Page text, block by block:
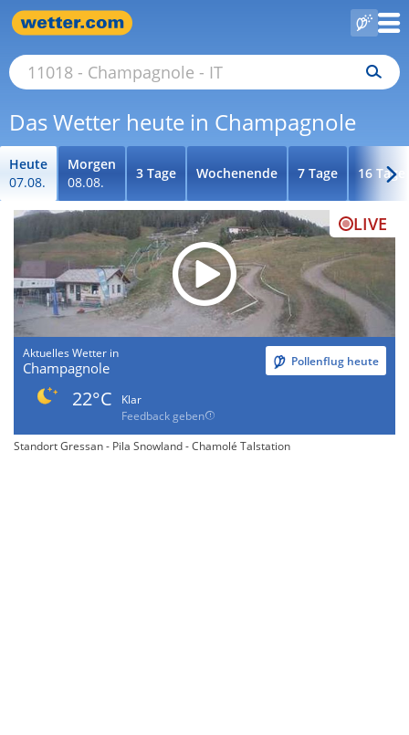
Das Wetter heute in Champagnole
Heute
07.08.
Morgen
08.08.
3 Tage Wochenende 7 Tage 16 Tage
LIVE
Aktuelles Wetter in
Champagnole Pollenflug heute
22°C
Klar
Feedback geben
Standort Gressan - Pila Snowland - Chamolé Talstation